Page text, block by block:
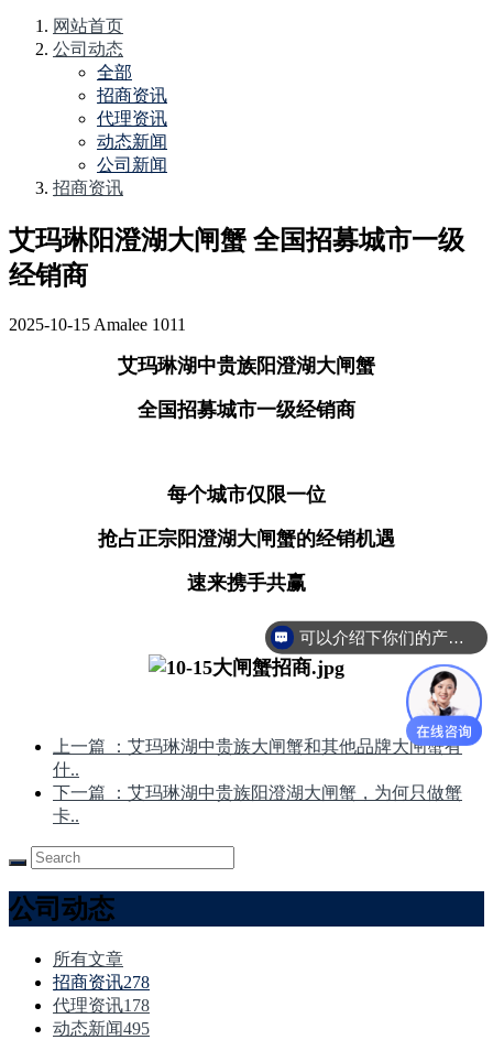
网站首页
公司动态
全部
招商资讯
代理资讯
动态新闻
公司新闻
招商资讯
艾玛琳阳澄湖大闸蟹 全国招募城市一级
经销商
2025-10-15 Amalee 1011
艾玛琳湖中贵族阳澄湖大闸蟹
全国招募城市一级经销商
每个城市仅限一位
抢占正宗阳澄湖大闸蟹的经销机遇
速来携手共赢
上一篇
：艾玛琳湖中贵族大闸蟹和其他品牌大闸蟹有
什..
下一篇
：艾玛琳湖中贵族阳澄湖大闸蟹，为何只做蟹
卡..
公司动态
所有文章
招商资讯278
代理资讯178
动态新闻495
可以介绍下你们的产品么